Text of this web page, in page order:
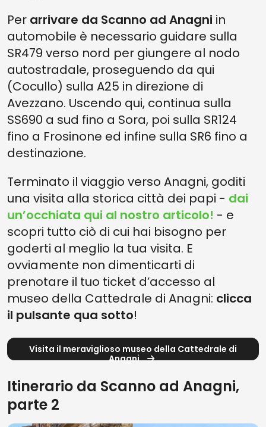
Per arrivare da Scanno ad Anagni in
automobile è necessario guidare sulla
SR479 verso nord per giungere al nodo
autostradale, proseguendo da qui
(Cocullo) sulla A25 in direzione di
Avezzano. Uscendo qui, continua sulla
SS690 a sud fino a Sora, poi sulla SR124
fino a Frosinone ed infine sulla SR6 fino a
destinazione.
Terminato il viaggio verso Anagni, goditi
una visita alla storica città dei papi - dai
un’occhiata qui al nostro articolo! - e
scopri tutto ciò di cui hai bisogno per
goderti al meglio la tua visita. E
ovviamente non dimenticarti di
prenotare il tuo ticket d’accesso al
museo della Cattedrale di Anagni: clicca
il pulsante qua sotto!
Visita il meraviglioso museo della Cattedrale di
Anagni
Itinerario da Scanno ad Anagni,
parte 2